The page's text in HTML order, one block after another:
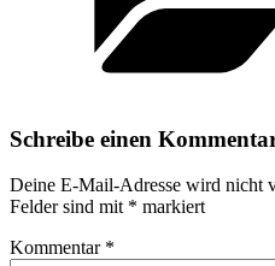
Schreibe einen
Deine E-Mail-Adresse wird nicht
Felder sind mit * markiert
Kommentar *